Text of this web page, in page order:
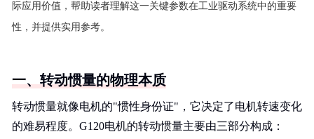
际应用价值，帮助读者理解这一关键参数在工业驱动系统中的重要
性，并提供实用参考。
一、转动惯量的物理本质
转动惯量就像电机的"惯性身份证"，它决定了电机转速变化
的难易程度。G120电机的转动惯量主要由三部分构成：